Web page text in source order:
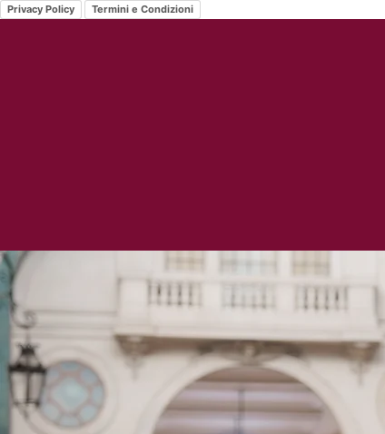
Privacy Policy Termini e Condizioni